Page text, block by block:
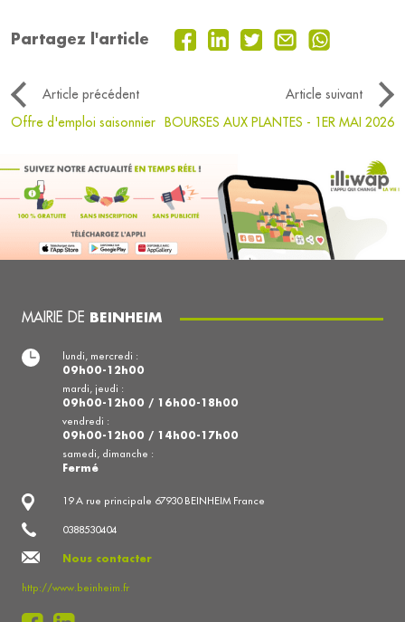
Partagez l'article
Article précédent
Article suivant
Offre d'emploi saisonnier
BOURSES AUX PLANTES - 1ER MAI 2026
MAIRIE DE BEINHEIM
19 A rue principale 67930 BEINHEIM France
0388530404
Nous contacter
http://www.beinheim.fr
lundi, mercredi :
09h00-12h00
mardi, jeudi :
09h00-12h00 / 16h00-18h00
vendredi :
09h00-12h00 / 14h00-17h00
samedi, dimanche :
Fermé